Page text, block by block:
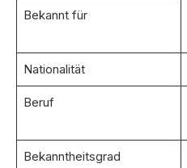
Bekannt für
Nationalität
Beruf
Bekanntheitsgrad